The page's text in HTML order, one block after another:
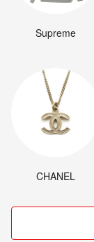
Supreme
CHANEL